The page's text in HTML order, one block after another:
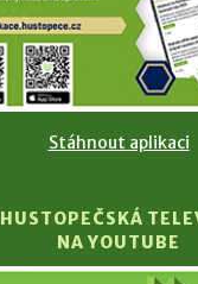
Stáhnout aplikaci
HUSTOPEČSKÁ
NA YOUTUBE